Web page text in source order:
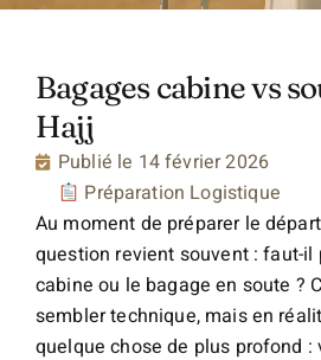
Bagages cabine vs
Hajj
Publié le 14 février 2026
Préparation Logistique
Au moment de préparer le
question revient souvent : faut-
cabine ou le bagage en soute ?
sembler technique, mais en
quelque chose de plus profond :